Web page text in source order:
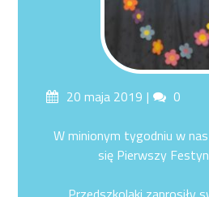
Posted20 maja 2019
0
W minionym tygodniu w
się Pierwszy